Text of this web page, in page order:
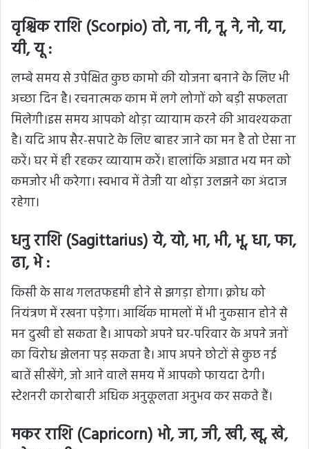
वृश्चिक राशि (Scorpio) तो, ना, नी, नू, ने, नो, या,
यी, यू :
लम्बे समय से उपेक्षित कुछ कामो की योजना बनाने के लिए भी
अच्छा दिन है। रचनात्मक काम में लगे लोगों को बड़ी सफलता
मिलेगी।इस समय आपको थोड़ा व्यायाम करने की आवश्यकता
है। यदि आप सैर-सपाटे के लिए बाहर जाने का मन है तो ऐसा ना
करें। घर में ही रहकर व्यायाम करें। हालांकि अज्ञात भय मन को
कमजोर भी करेगा। स्वभाव में तेजी या थोड़ा उलझने का अंदाज
रहेगा।
धनु राशि (Sagittarius) ये, यो, भा, भी, भू, धा, फा,
ढा, भे :
किसी के साथ गलतफहमी होने से झगड़ा होगा। क्रोध को
नियंत्रण में रखना पड़ेगा। आर्थिक मामलों में भी नुकसान होने से
मन दुखी हो सकता है। आपको अपने घर-परिवार के अपने जनों
का विरोध झेलना पड़ सकता है। आप अपने छोटों से कुछ नई
बातें सीखेंगे, जो आने वाले समय में आपको फायदा देगी।
स्टेशनरी कारोबारी अधिक अनुकूलता अनुभव कर सकते हैं।
मकर राशि (Capricorn) भो, जा, जी, खी, खू, खे,